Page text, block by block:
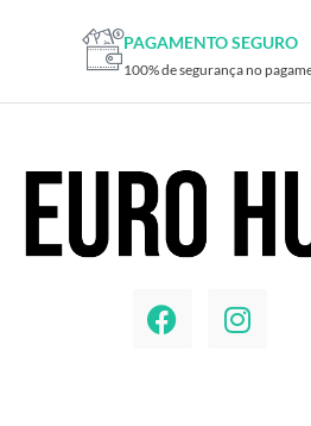
PAGAMENTO SEGURO
100% de segurança no